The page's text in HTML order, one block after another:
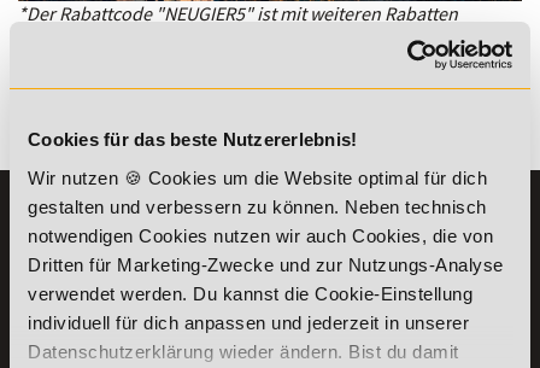
Cookies für das beste Nutzererlebnis!
Wir nutzen 🍪 Cookies um die Website optimal für dich
gestalten und verbessern zu können. Neben technisch
notwendigen Cookies nutzen wir auch Cookies, die von
Dritten für Marketing-Zwecke und zur Nutzungs-Analyse
verwendet werden. Du kannst die Cookie-Einstellung
individuell für dich anpassen und jederzeit in unserer
Datenschutzerklärung wieder ändern. Bist du damit
*Der Rabattcode "NEUGIER5" ist mit weiteren Rabatten
Es gibt keine Einträge mit diesem Anfangsbuchstaben.
KONTAKT
07191-22987-0
WhatsApp:
+49 (0) 7191 9513201
INFORMATIONEN
Die Academy
Lehr- und
Lernmethoden
PreisFAIRsprechen